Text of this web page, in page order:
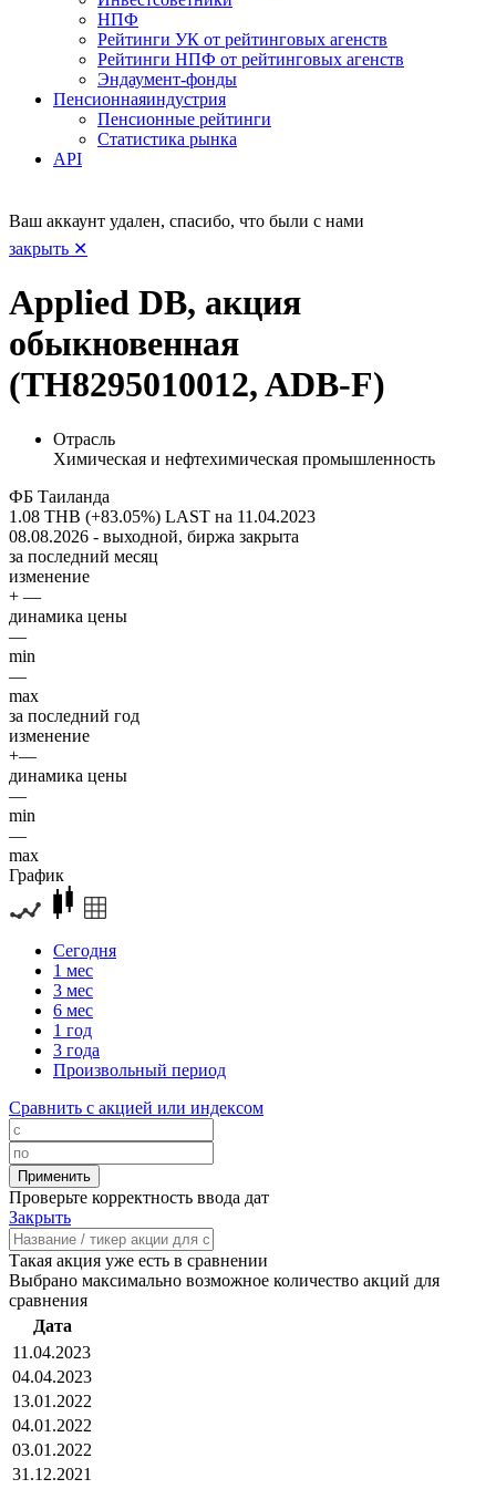
НПФ
Рейтинги УК от рейтинговых агенств
Рейтинги НПФ от рейтинговых агенств
Эндаумент-фонды
Пенсионнаяиндустрия
Пенсионные рейтинги
Статистика рынка
API
Ваш аккаунт удален, спасибо, что были с нами
закрыть ✕
Applied DB, акция
обыкновенная
(TH8295010012, ADB-F)
Отрасль
Химическая и нефтехимическая промышленность
ФБ Таиланда
1.08 THB (+83.05%) LAST на 11.04.2023
08.08.2026 - выходной, биржа закрыта
за последний месяц
изменение
+ —
динамика цены
—
min
—
max
за последний год
изменение
+—
динамика цены
—
min
—
max
График
Сегодня
1 мес
3 мес
6 мес
1 год
3 года
Произвольный период
Сравнить с акцией или индексом
Проверьте корректность ввода дат
Закрыть
Такая акция уже есть в сравнении
Выбрано максимально возможное количество акций для
сравнения
Дата
11.04.2023
04.04.2023
13.01.2022
04.01.2022
03.01.2022
31.12.2021